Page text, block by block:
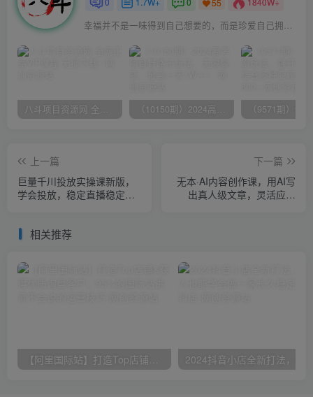
幸福并不是一味得到自己想要的，而是珍爱自己拥有的
八斗项目资源网 全网正品VIP课程 无损下载~ （10150期）2024高考项目野路子玩法，无限裂变，最高一天1W＋！
上一篇
巨量千川投放实操课新版，
学会投放，稳定直播稳定增
下一篇
无本·AI内容创作课，用AI写
出真人级文章，灵活应用
相关推荐